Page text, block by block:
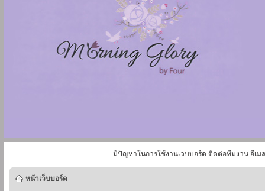
มีปัญหาในการใช้งานเวบบอร์ด ติดต่อทีมงาน อีเม
หน้าเว็บบอร์ด